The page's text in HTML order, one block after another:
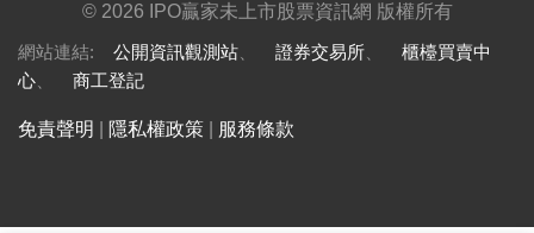
© 2026 IPO贏家未上市股票資訊網 版權所有
網站連結: 公開資訊觀測站 證券交易所
櫃檯買賣中
心
商工登記
免責聲明 隱私權政策 服務條款